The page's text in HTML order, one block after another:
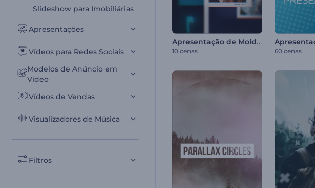
Slideshow para Imobiliárias
Apresentações
Vídeos para Redes Sociais
Modelos de Anúncio em
Vídeo
Vídeos de Vendas
Visualizadores de Música
Filtros
Apresentação de Molduras Polaroid
10 cenas 60 cenas